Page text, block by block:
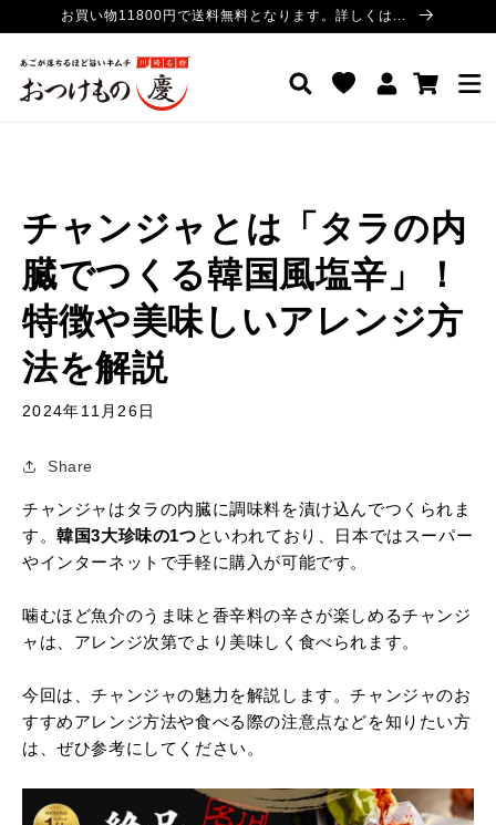
ンツにお買い物11800円で送料無料となります。詳しくは...
グ
イ
ー
チャンジャとは「タラの内
臓でつくる韓国風塩辛」！
特徴や美味しいアレンジ方
法を解説
2024年11月26日
Share
チャンジャはタラの内臓に調味料を漬け込んでつくられま
す。韓国3大珍味の1つといわれており、日本ではスーパー
やインターネットで手軽に購入が可能です。
噛むほど魚介のうま味と香辛料の辛さが楽しめるチャンジ
ャは、アレンジ次第でより美味しく食べられます。
今回は、チャンジャの魅力を解説します。チャンジャのお
すすめアレンジ方法や食べる際の注意点などを知りたい方
は、ぜひ参考にしてください。